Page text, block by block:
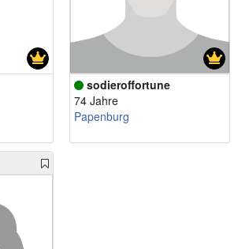
sodieroffortune
74 Jahre
Papenburg